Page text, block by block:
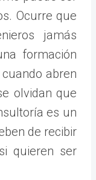
Ocurre que
jamás
formación
abren
olvidan que
es un
de recibir
quieren ser